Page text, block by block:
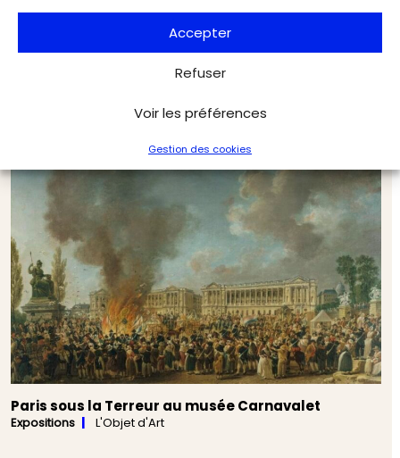
Accepter
Refuser
Voir les préférences
Gestion des cookies
Dossiers de l'Art
Paris sous la Terreur au musée Carnavalet
Expositions L'Objet d'Art